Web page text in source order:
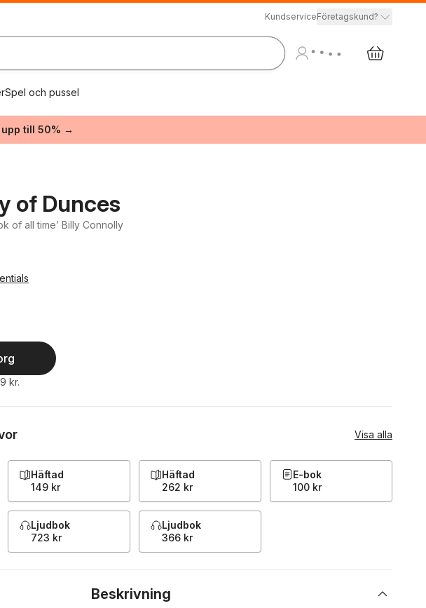
KundserviceFöretagskund?
Spel och pussel
till 50% →
of Dunces
of all time’ Billy Connolly
röster:
kr.
Visa alla
Häftad
149 kr
Häftad
262 kr
E-bok
100 kr
Ljudbok
723 kr
Ljudbok
366 kr
Beskrivning